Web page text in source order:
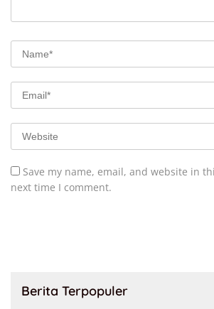
Save my name, email, and website in
next time I comment.
Berita Terpopuler